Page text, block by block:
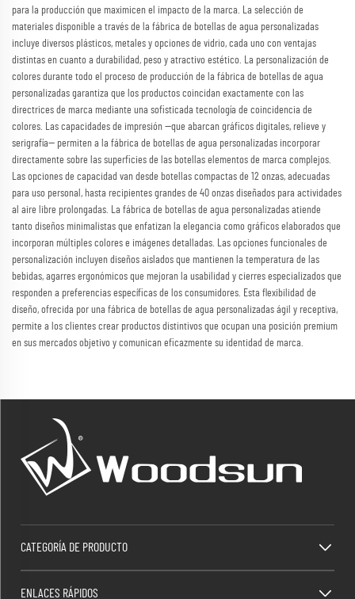
para la producción que maximicen el impacto de la marca. La selección de
materiales disponible a través de la fábrica de botellas de agua personalizadas
incluye diversos plásticos, metales y opciones de vidrio, cada uno con ventajas
distintas en cuanto a durabilidad, peso y atractivo estético. La personalización de
colores durante todo el proceso de producción de la fábrica de botellas de agua
personalizadas garantiza que los productos coincidan exactamente con las
directrices de marca mediante una sofisticada tecnología de coincidencia de
colores. Las capacidades de impresión —que abarcan gráficos digitales, relieve y
serigrafía— permiten a la fábrica de botellas de agua personalizadas incorporar
directamente sobre las superficies de las botellas elementos de marca complejos.
Las opciones de capacidad van desde botellas compactas de 12 onzas, adecuadas
para uso personal, hasta recipientes grandes de 40 onzas diseñados para actividades
al aire libre prolongadas. La fábrica de botellas de agua personalizadas atiende
tanto diseños minimalistas que enfatizan la elegancia como gráficos elaborados que
incorporan múltiples colores e imágenes detalladas. Las opciones funcionales de
personalización incluyen diseños aislados que mantienen la temperatura de las
bebidas, agarres ergonómicos que mejoran la usabilidad y cierres especializados que
responden a preferencias específicas de los consumidores. Esta flexibilidad de
diseño, ofrecida por una fábrica de botellas de agua personalizadas ágil y receptiva,
permite a los clientes crear productos distintivos que ocupan una posición premium
en sus mercados objetivo y comunican eficazmente su identidad de marca.
CATEGORÍA DE PRODUCTO
ENLACES RÁPIDOS